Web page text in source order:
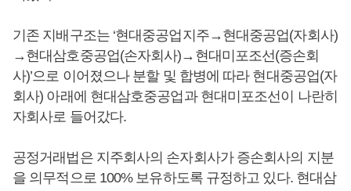
기존 지배구조는 ‘현대중공업지주→현대중공업(자회사)
→현대삼호중공업(손자회사)→현대미포조선(증손회
사)’으로 이어졌으나 분할 및 합병에 따라 현대중공업(자
회사) 아래에 현대삼호중공업과 현대미포조선이 나란히
자회사로 들어갔다.
공정거래법은 지주회사의 손자회사가 증손회사의 지분
을 의무적으로 100% 보유하도록 규정하고 있다. 현대삼